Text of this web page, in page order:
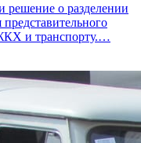
решение о разделении
представительного
и транспорту.…